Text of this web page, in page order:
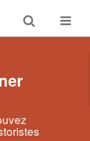
Toggle
search
Toggle